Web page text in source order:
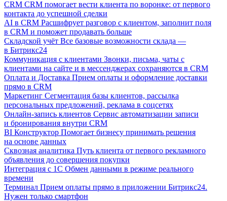
CRM CRM помогает вести клиента по воронке: от первого
контакта до успешной сделки
AI в CRM Расшифрует разговор с клиентом, заполнит поля
в CRM и поможет продавать больше
Складской учёт Все базовые возможности склада —
в Битрикс24
Коммуникация с клиентами Звонки, письма, чаты с
клиентами на сайте и в мессенджерах сохраняются в CRM
Оплата и Доставка Прием оплаты и оформление доставки
прямо в CRM
Маркетинг Сегментация базы клиентов, рассылка
персональных предложений, реклама в соцсетях
Онлайн-запись клиентов Сервис автоматизации записи
и бронирования внутри CRM
BI Конструктор Помогает бизнесу принимать решения
на основе данных
Сквозная аналитика Путь клиента от первого рекламного
объявления до совершения покупки
Интеграция с 1С Обмен данными в режиме реального
времени
Терминал Прием оплаты прямо в приложении Битрикс24.
Нужен только смартфон